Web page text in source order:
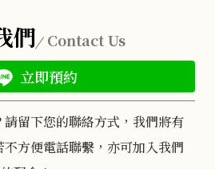
們
Contact Us
立即預約
留下您的聯絡方式，我們將有
方便電話聯繫，亦可加入我們